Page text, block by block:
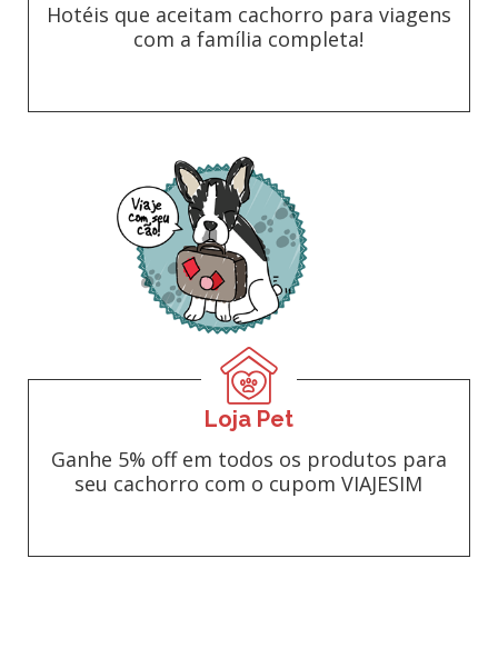
Hotéis que aceitam cachorro para viagens
com a família completa!
Loja Pet
Ganhe 5% off em todos os produtos para
seu cachorro com o cupom VIAJESIM